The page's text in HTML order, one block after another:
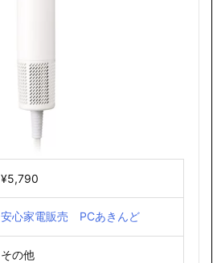
¥5,790
安心家電販売 PCあきんど
その他